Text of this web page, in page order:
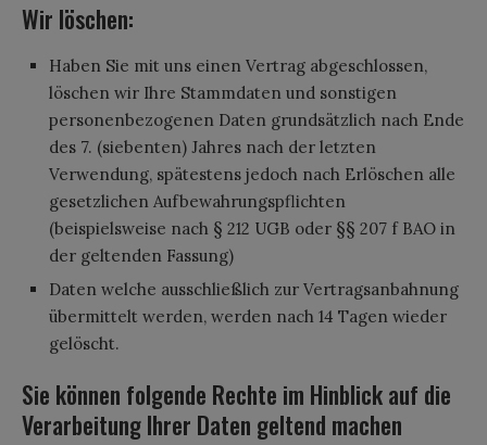
Wir löschen:
Haben Sie mit uns einen Vertrag abgeschlossen,
löschen wir Ihre Stammdaten und sonstigen
personenbezogenen Daten grundsätzlich nach Ende
des 7. (siebenten) Jahres nach der letzten
Verwendung, spätestens jedoch nach Erlöschen alle
gesetzlichen Aufbewahrungspflichten
(beispielsweise nach § 212 UGB oder §§ 207 f BAO in
der geltenden Fassung)
Daten welche ausschließlich zur Vertragsanbahnung
übermittelt werden, werden nach 14 Tagen wieder
gelöscht.
Sie können folgende Rechte im Hinblick auf die
Verarbeitung Ihrer Daten geltend machen